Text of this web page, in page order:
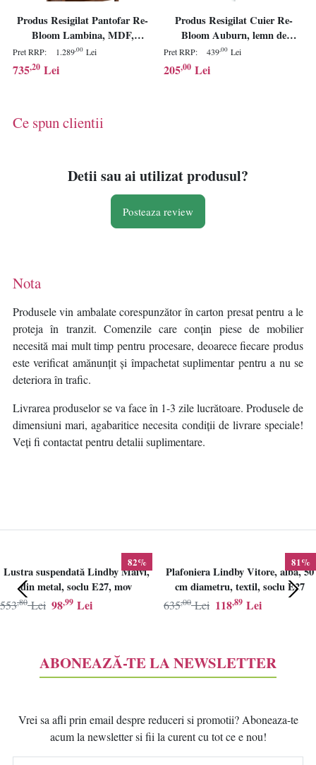
Produs Resigilat Pantofar Re-
Bloom Lambina, MDF,
75x35x180 cm, rafturi reglabile,
picioare 9 cm, maro inchis -
Verificat A
Pret RRP: 1.289,00 Lei
735,20 Lei
Produs Resigilat Cuier Re-
Bloom Auburn, lemn de
pin/otel, 6 agatatori, 29x29x170
cm, alb/natur - Verificat A
Pret RRP: 439,00 Lei
205,00 Lei
Ce spun clientii
Detii sau ai utilizat produsul?
Posteaza review
Nota
Produsele vin ambalate corespunzător în carton presat pentru a le
proteja în tranzit. Comenzile care conțin piese de mobilier
necesită mai mult timp pentru procesare, deoarece fiecare produs
este verificat amănunțit și împachetat suplimentar pentru a nu se
deteriora în trafic.
Livrarea produselor se va face în 1-3 zile lucrătoare. Produsele de
dimensiuni mari, agabaritice necesita condiții de livrare speciale!
Veți fi contactat pentru detalii suplimentare.
82%
Lustra suspendată Lindby Maivi,
din metal, soclu E27, mov
98,99 Lei
553,80 Lei
81%
Plafoniera Lindby Vitore, alba, 50
cm diametru, textil, soclu E27
118,89 Lei
635,00 Lei
ABONEAZĂ-TE LA NEWSLETTER
Vrei sa afli prin email despre reduceri si promotii? Aboneaza-te
acum la newsletter si fii la curent cu tot ce e nou!